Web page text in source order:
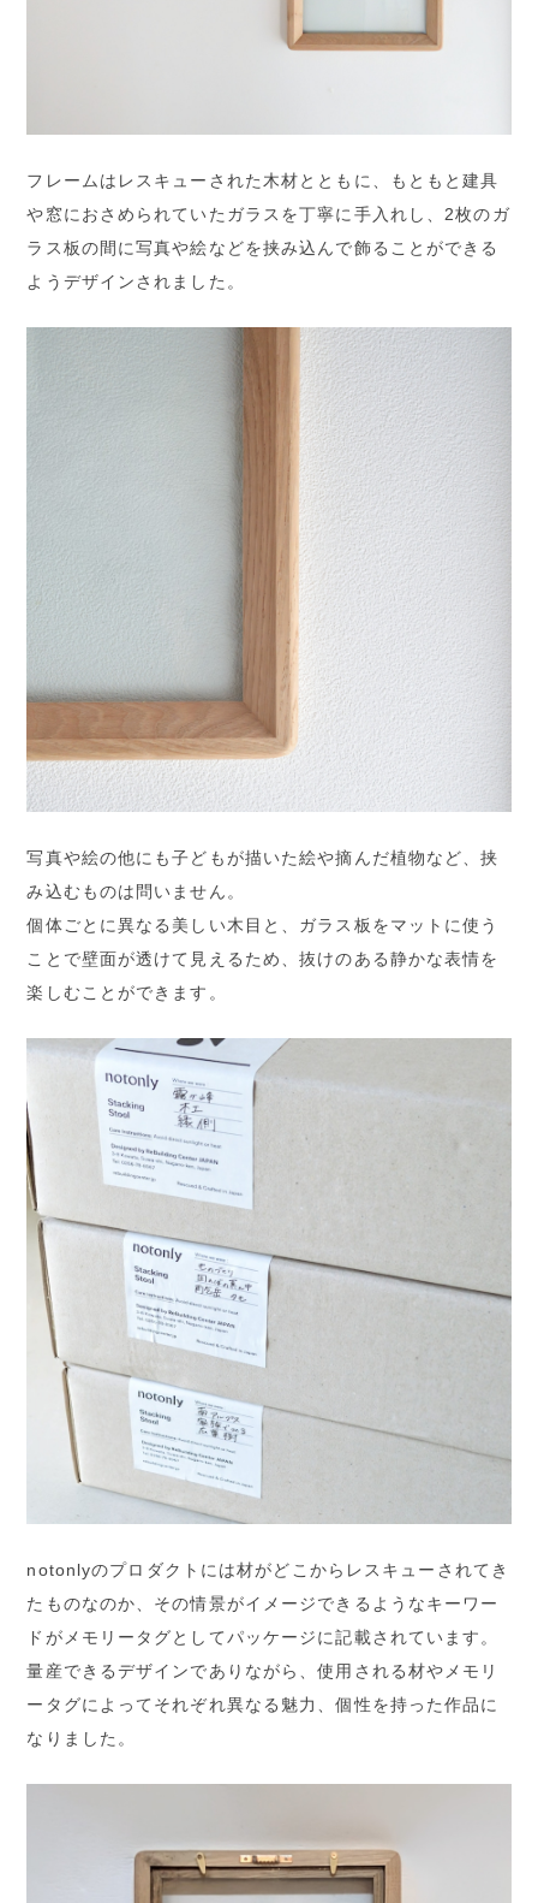
フレームはレスキューされた木材とともに、もともと建具
や窓におさめられていたガラスを丁寧に手入れし、2枚のガ
ラス板の間に写真や絵などを挟み込んで飾ることができる
ようデザインされました。
写真や絵の他にも子どもが描いた絵や摘んだ植物など、挟
み込むものは問いません。
個体ごとに異なる美しい木目と、ガラス板をマットに使う
ことで壁面が透けて見えるため、抜けのある静かな表情を
楽しむことができます。
notonlyのプロダクトには材がどこからレスキューされてき
たものなのか、その情景がイメージできるようなキーワー
ドがメモリータグとしてパッケージに記載されています。
量産できるデザインでありながら、使用される材やメモリ
ータグによってそれぞれ異なる魅力、個性を持った作品に
なりました。